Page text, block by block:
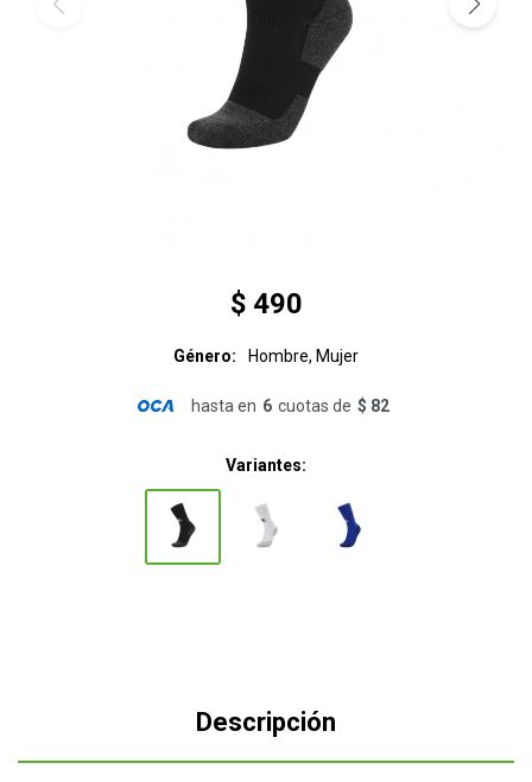
$ 490
Género Hombre, Mujer
hasta en 6 cuotas de $ 82
Variantes:
Descripción